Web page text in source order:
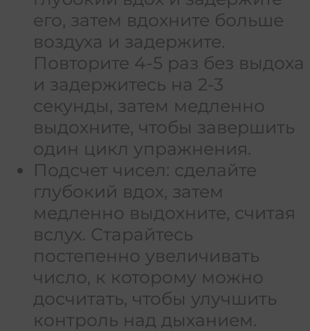
его, затем вдохните больше
воздуха и задержите.
Повторите 4-5 раз без выдоха
и задержитесь на 2-3
секунды, затем медленно
выдохните, чтобы завершить
один цикл упражнения.
Подсчет чисел: сделайте
глубокий вдох, затем
медленно выдохните, считая
вслух. Старайтесь
постепенно увеличивать
число, к которому можно
досчитать, чтобы улучшить
контроль над дыханием.